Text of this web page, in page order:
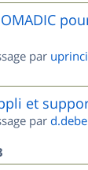
par
et
par